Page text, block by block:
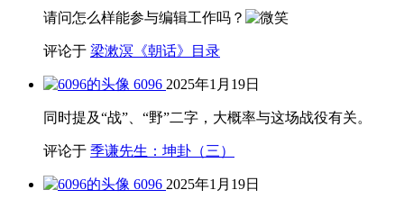
请问怎么样能参与编辑工作吗？
评论于 梁漱溟《朝话》目录
6096 2025年1月19日
同时提及“战”、“野”二字，大概率与这场战役有关。
评论于 季谦先生：坤卦（三）
6096 2025年1月19日